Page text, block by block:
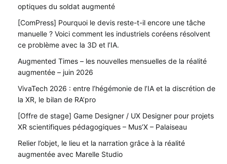
optiques du soldat augmenté
[ComPress] Pourquoi le devis reste-t-il encore une tâche
manuelle ? Voici comment les industriels coréens résolvent
ce problème avec la 3D et l’IA.
Augmented Times – les nouvelles mensuelles de la réalité
augmentée – juin 2026
VivaTech 2026 : entre l’hégémonie de l’IA et la discrétion de
la XR, le bilan de RA’pro
[Offre de stage] Game Designer / UX Designer pour projets
XR scientifiques pédagogiques – Mus’X – Palaiseau
Relier l’objet, le lieu et la narration grâce à la réalité
augmentée avec Marelle Studio